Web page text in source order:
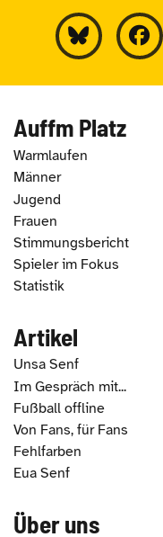
Auffm Platz
Warmlaufen
Männer
Jugend
Frauen
Stimmungsbericht
Spieler im Fokus
Statistik
Artikel
Unsa Senf
Im Gespräch mit...
Fußball offline
Von Fans, für Fans
Fehlfarben
Eua Senf
Über uns